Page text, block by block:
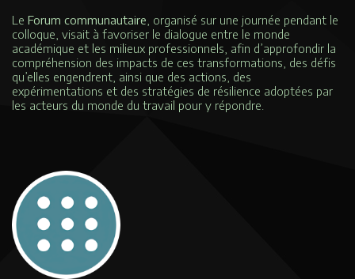
Le Forum communautaire , organisé sur une journée pendant le
colloque, visait à favoriser le dialogue entre le monde
académique et les milieux professionnels, afin d’approfondir la
compréhension des impacts de ces transformations, des défis
qu’elles engendrent, ainsi que des actions, des
expérimentations et des stratégies de résilience adoptées par
les acteurs du monde du travail pour y répondre.